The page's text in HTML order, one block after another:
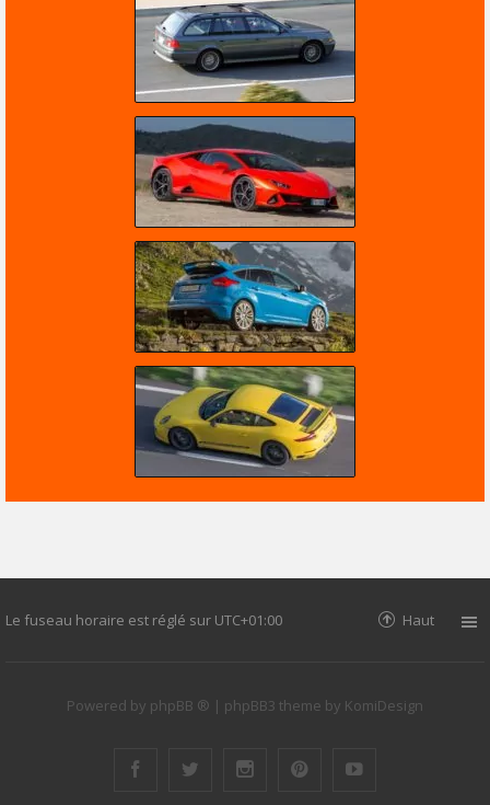
Le fuseau horaire est réglé sur UTC+01:00 Haut
Powered by phpBB ® | phpBB3 theme by KomiDesign